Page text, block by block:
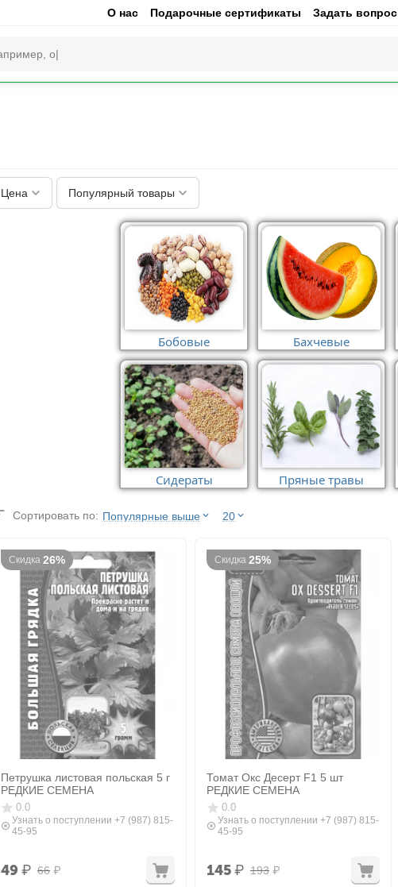
О нас Подарочные сертификаты Задать вопрос
Цена Популярный товары
Бахчевые
Бобовые
Пряные травы
Сидераты
Сортировать по: Популярные выше 20
Скидка 26%
Петрушка листовая польская 5 г
РЕДКИЕ СЕМЕНА
0.0
Узнать о поступлении +7 (987) 815-
45-95
66 ₽
49₽
Скидка 25%
Томат Окс Десерт F1 5 шт
РЕДКИЕ СЕМЕНА
0.0
Узнать о поступлении +7 (987) 815-
45-95
193 ₽
145 ₽